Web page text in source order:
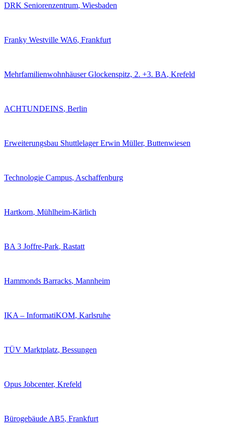
DRK Seniorenzentrum, Wiesbaden
Franky Westville WA6, Frankfurt
Mehrfamilienwohnhäuser Glockenspitz, 2. +3. BA, Krefeld
ACHTUNDEINS, Berlin
Erweiterungsbau Shuttlelager Erwin Müller, Buttenwiesen
Technologie Campus, Aschaffenburg
Hartkorn, Mühlheim-Kärlich
BA 3 Joffre-Park, Rastatt
Hammonds Barracks, Mannheim
IKA – InformatiKOM, Karlsruhe
TÜV Marktplatz, Bessungen
Opus Jobcenter, Krefeld
Bürogebäude AB5, Frankfurt